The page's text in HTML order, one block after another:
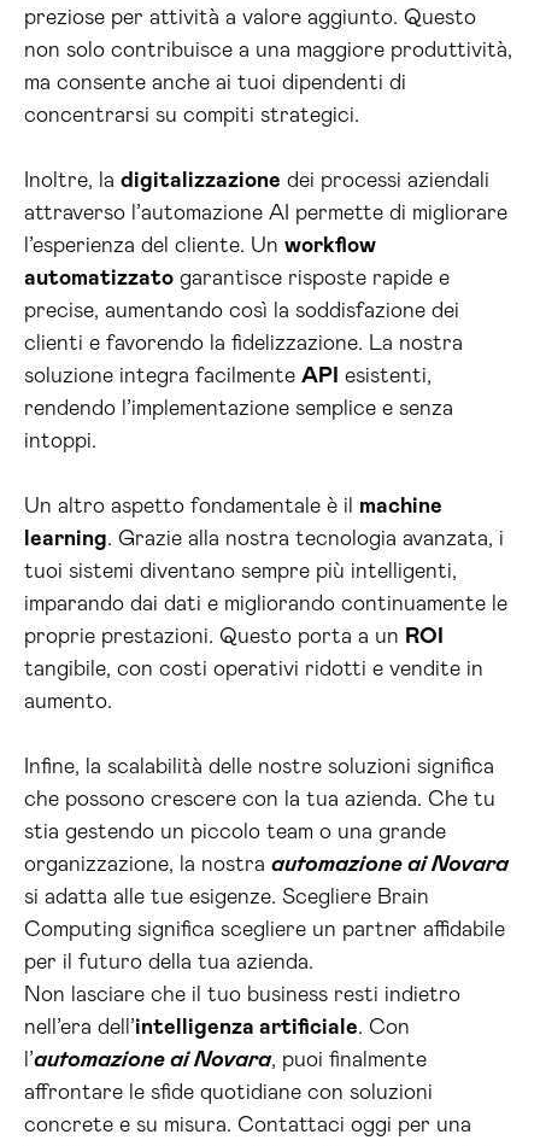
preziose per attività a valore aggiunto. Questo
non solo contribuisce a una maggiore produttività,
ma consente anche ai tuoi dipendenti di
concentrarsi su compiti strategici.
Inoltre, la digitalizzazione dei processi aziendali
attraverso l’automazione AI permette di migliorare
l’esperienza del cliente. Un workflow
automatizzato garantisce risposte rapide e
precise, aumentando così la soddisfazione dei
clienti e favorendo la fidelizzazione. La nostra
soluzione integra facilmente API esistenti,
rendendo l’implementazione semplice e senza
intoppi.
Un altro aspetto fondamentale è il machine
learning. Grazie alla nostra tecnologia avanzata, i
tuoi sistemi diventano sempre più intelligenti,
imparando dai dati e migliorando continuamente le
proprie prestazioni. Questo porta a un ROI
tangibile, con costi operativi ridotti e vendite in
aumento.
Infine, la scalabilità delle nostre soluzioni significa
che possono crescere con la tua azienda. Che tu
stia gestendo un piccolo team o una grande
organizzazione, la nostra automazione ai Novara
si adatta alle tue esigenze. Scegliere Brain
Computing significa scegliere un partner affidabile
per il futuro della tua azienda.
Non lasciare che il tuo business resti indietro
nell’era dell’intelligenza artificiale. Con
l’automazione ai Novara, puoi finalmente
affrontare le sfide quotidiane con soluzioni
concrete e su misura. Contattaci oggi per una